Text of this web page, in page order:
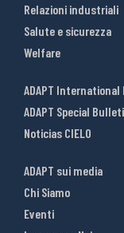
Relazioni industriali
Salute e sicurezza
Welfare
ADAPT
ADAPT Special
Noticias CIELO
ADAPT sui media
Chi Siamo
Eventi